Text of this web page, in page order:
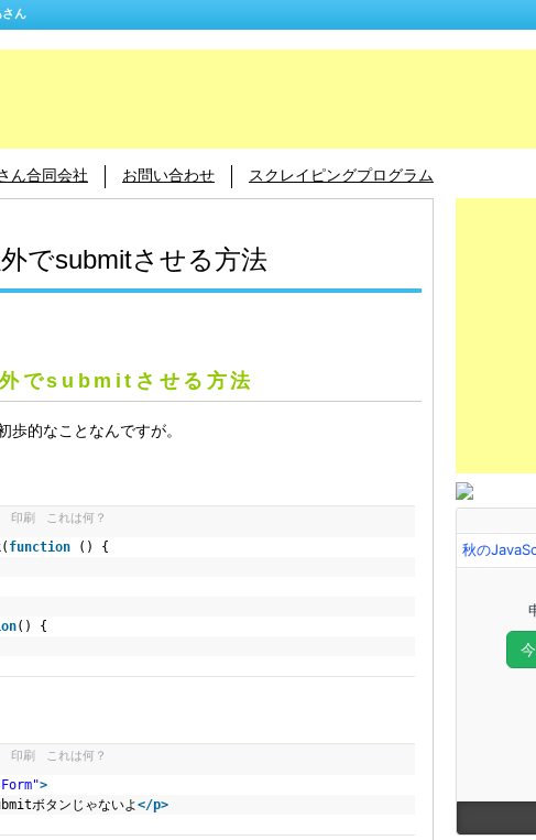
ん
ん合同会社 お問い合わせ スクレイピングプログラム
でsubmitさせる方法
でsubmitさせる方法
的なことなんですが。
印刷 これは何？
function () {
() {
印刷 これは何？
>
ボタンじゃないよ</p>